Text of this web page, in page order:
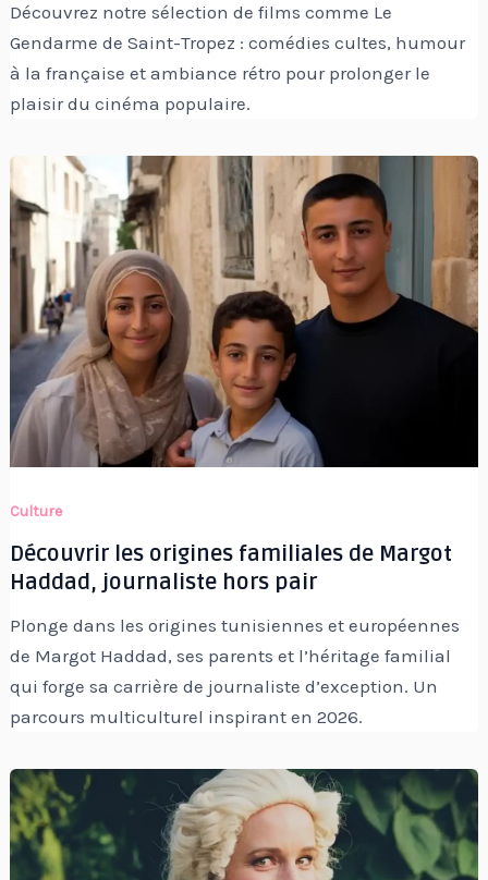
Découvrez notre sélection de films comme Le
Gendarme de Saint-Tropez : comédies cultes, humour
à la française et ambiance rétro pour prolonger le
plaisir du cinéma populaire.
Culture
Découvrir les origines familiales de Margot
Haddad, journaliste hors pair
Plonge dans les origines tunisiennes et européennes
de Margot Haddad, ses parents et l’héritage familial
qui forge sa carrière de journaliste d’exception. Un
parcours multiculturel inspirant en 2026.